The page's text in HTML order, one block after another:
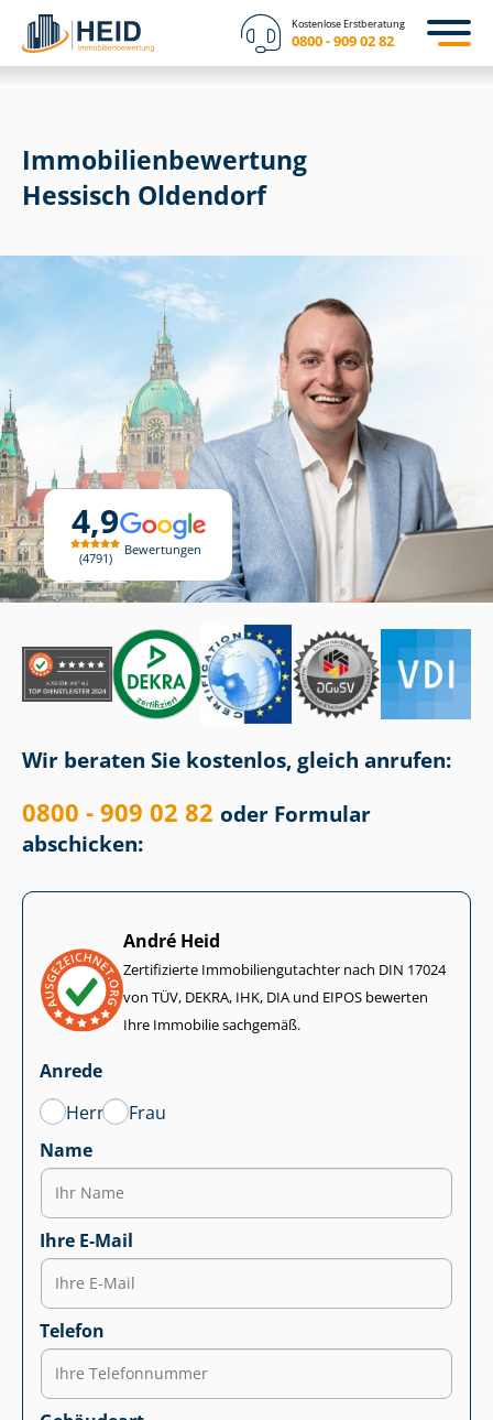
Kostenlose Erstberatung
0800 - 909 02 82
4,9
4791
Bewertungen
Immobilien­bewertung
Hessisch Oldendorf
Wir beraten Sie kostenlos, gleich anrufen:
0800 - 909 02 82 oder Formular
abschicken:
André Heid
Zertifizierte Im­mo­bi­li­en­gut­ach­ter nach DIN 17024
von TÜV, DEKRA, IHK, DIA und EIPOS bewerten
Ihre Immobilie sachgemäß.
Anrede
Herr
Frau
Name
Ihre E-Mail
Telefon